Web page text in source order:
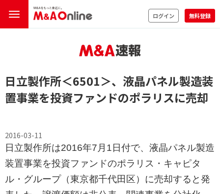
ログイン 無料登録
日立製作所＜6501＞、液晶パネル製造装
置事業を投資ファンドのポラリスに売却
2016-03-11
日立製作所は2016年7月1日付で、液晶パネル製造
装置事業を投資ファンドのポラリス・キャピタ
ル・グループ（東京都千代田区）に売却すると発